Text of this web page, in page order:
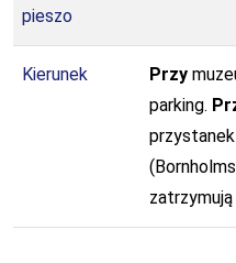
pieszo
Kierunek Przy
parking.